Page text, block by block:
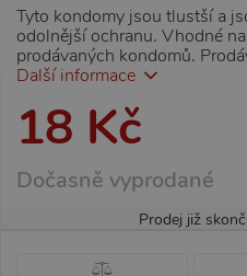
Tyto kondomy jsou tlustší a
odolnější ochranu. Vhodné
prodávaných kondomů.
Další informace
18 Kč
Dočasně vyprodané
Prodej již